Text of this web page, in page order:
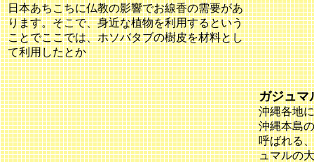
日本あちこちに仏教の影響でお線香の需要があ
ります。そこで、身近な植物を利用するという
ことでここでは、ホソバタブの樹皮を材料とし
て利用したとか
ガジュマ
沖縄各地
沖縄本島
呼ばれる
ュマルの